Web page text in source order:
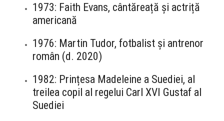
1973: Faith Evans, cântăreață și actriță
americană
1976: Martin Tudor, fotbalist și antrenor
român (d. 2020)
1982: Prințesa Madeleine a Suediei, al
treilea copil al regelui Carl XVI Gustaf al
Suediei